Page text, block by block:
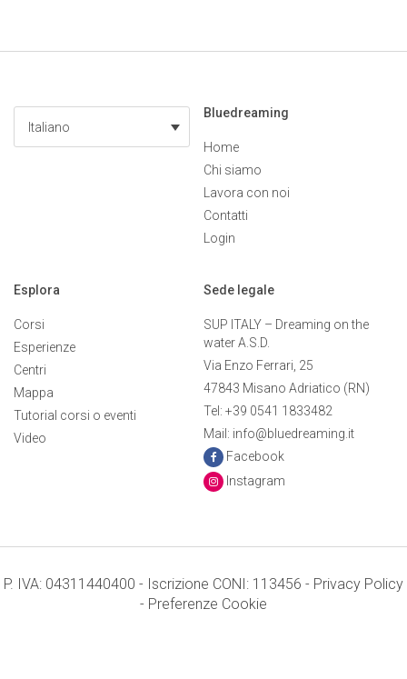
Italiano
Bluedreaming
Home
Chi siamo
Lavora con noi
Contatti
Login
Esplora
Corsi
Esperienze
Centri
Mappa
Tutorial corsi o eventi
Video
Sede legale
SUP ITALY – Dreaming on the
water A.S.D.
Via Enzo Ferrari, 25
47843 Misano Adriatico (RN)
Tel: +39 0541 1833482
Mail: info@bluedreaming.it
Facebook
Instagram
P. IVA: 04311440400 - Iscrizione CONI: 113456 - Privacy Policy
- Preferenze Cookie